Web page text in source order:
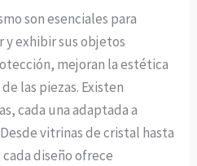
son esenciales para
y exhibir sus objetos
mejoran la estética
las piezas. Existen
cada una adaptada a
vitrinas de cristal hasta
diseño ofrece